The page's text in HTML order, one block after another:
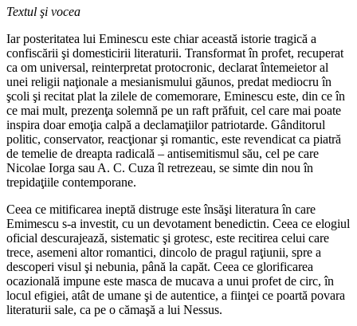
Textul şi vocea
Iar posteritatea lui Eminescu este chiar această istorie tragică a
confiscării şi domesticirii literaturii. Transformat în profet, recuperat
ca om universal, reinterpretat protocronic, declarat întemeietor al
unei religii naţionale a mesianismului găunos, predat mediocru în
şcoli şi recitat plat la zilele de comemorare, Eminescu este, din ce în
ce mai mult, prezenţa solemnă pe un raft prăfuit, cel care mai poate
inspira doar emoţia calpă a declamaţiilor patriotarde. Gânditorul
politic, conservator, reacţionar şi romantic, este revendicat ca piatră
de temelie de dreapta radicală – antisemitismul său, cel pe care
Nicolae Iorga sau A. C. Cuza îl retrezeau, se simte din nou în
trepidaţiile contemporane.
Ceea ce mitificarea ineptă distruge este însăşi literatura în care
Emimescu s-a investit, cu un devotament benedictin. Ceea ce elogiul
oficial descurajează, sistematic şi grotesc, este recitirea celui care
trece, asemeni altor romantici, dincolo de pragul raţiunii, spre a
descoperi visul şi nebunia, până la capăt. Ceea ce glorificarea
ocazională impune este masca de mucava a unui profet de circ, în
locul efigiei, atât de umane şi de autentice, a fiinţei ce poartă povara
literaturii sale, ca pe o cămaşă a lui Nessus.